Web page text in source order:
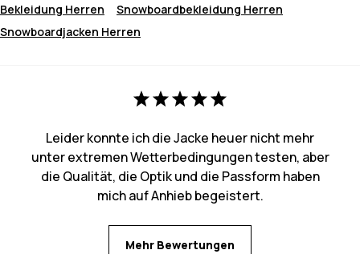
Bekleidung Herren
Snowboardbekleidung Herren
Snowboardjacken Herren
Leider konnte ich die Jacke heuer nicht mehr
unter extremen Wetterbedingungen testen, aber
die Qualität, die Optik und die Passform haben
mich auf Anhieb begeistert.
Mehr Bewertungen